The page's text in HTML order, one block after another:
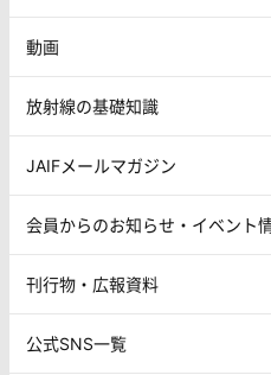
動画
放射線の基礎知識
JAIFメールマガジン
会員からのお知らせ・イベント
刊行物・広報資料
公式SNS一覧